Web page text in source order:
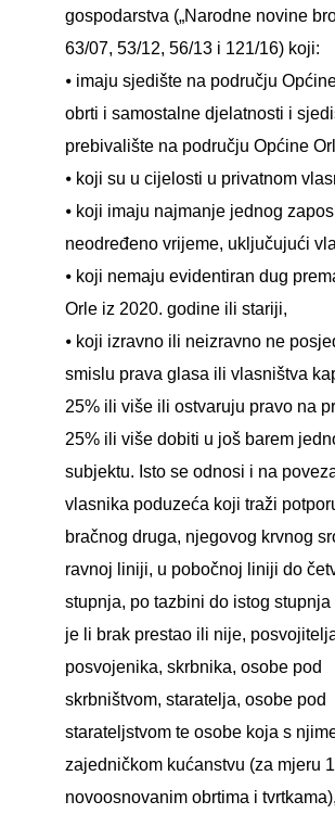
gospodarstva („Narodne novine
63/07, 53/12, 56/13 i 121/16) koji:
⦁ imaju sjedište na području
obrti i samostalne djelatnosti i
prebivalište na području Općine
⦁ koji su u cijelosti u privatnom
⦁ koji imaju najmanje jednog
neodređeno vrijeme, uključujući
⦁ koji nemaju evidentiran dug
Orle iz 2020. godine ili stariji,
⦁ koji izravno ili neizravno ne
smislu prava glasa ili vlasništva
25% ili više ili ostvaruju pravo na
25% ili više dobiti u još barem
subjektu. Isto se odnosi i na
vlasnika poduzeća koji traži
bračnog druga, njegovog krvnog
ravnoj liniji, u pobočnoj liniji do
stupnja, po tazbini do istog stupnja
je li brak prestao ili nije,
posvojenika, skrbnika, osobe pod
skrbništvom, staratelja, osobe pod
starateljstvom te osobe koja s
zajedničkom kućanstvu (za mjeru
novoosnovanim obrtima i tvrtkama),